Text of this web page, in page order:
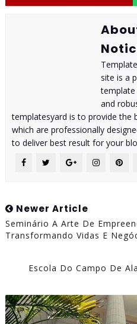
site is a
and
templatesyard is to provide the
which are professionally
to deliver best result for your
Newer Article
Seminário A Arte De
Transformando Vidas E
Escola Do Campo De